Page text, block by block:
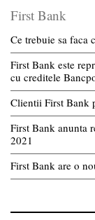
First Bank
Ce trebuie sa faca
First Bank este
cu creditele
Clientii First Bank
First Bank anunta
2021
First Bank are o